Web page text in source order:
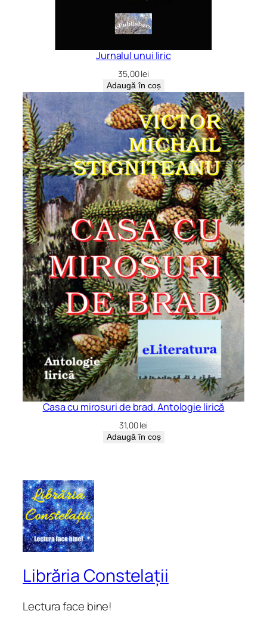
Jurnalul unui liric
35,00lei
Adaugă în coș
Casa cu mirosuri de brad. Antologie lirică
31,00lei
Adaugă în coș
Librăria Constelații
Lectura face bine!